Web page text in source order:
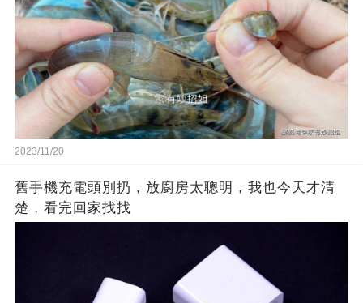
2023/11/20
舊手機充電頭別扔，放廚房太聰明，我也今天才清
楚，看完回家找找